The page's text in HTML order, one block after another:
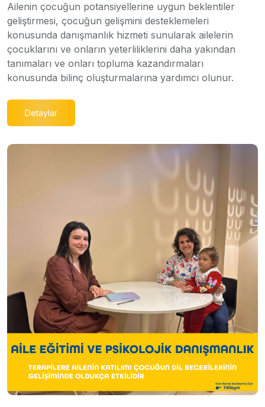
Ailenin çocuğun potansiyellerine uygun beklentiler
geliştirmesi, çocuğun gelişmini desteklemeleri
konusunda danışmanlık hizmeti sunularak ailelerin
çocuklarını ve onların yeterliliklerini daha yakından
tanımaları ve onları topluma kazandırmaları
konusunda bilinç oluşturmalarına yardımcı olunur.
Detaylar